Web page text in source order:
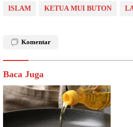
ISLAM KETUA MUI BUTON
Komentar
Baca Juga